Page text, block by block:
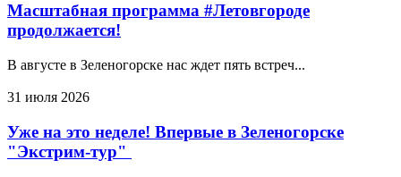
Масштабная программа #Летовгороде
продолжается!
В августе в Зеленогорске нас ждет пять встреч...
31 июля 2026
Уже на это неделе! Впервые в Зеленогорске
"Экстрим-тур"